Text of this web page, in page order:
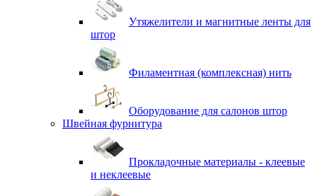
Утяжелители и магнитные ленты для
штор
Филаментная (комплексная) нить
Оборудование для салонов штор
Швейная фурнитура
Прокладочные материалы - клеевые
и неклеевые